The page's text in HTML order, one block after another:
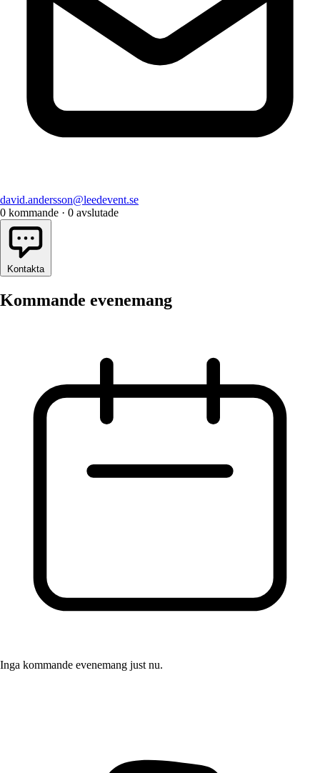
david.andersson@leedevent.se
0 kommande · 0 avslutade
Kontakta
Kommande evenemang
Inga kommande evenemang just nu.